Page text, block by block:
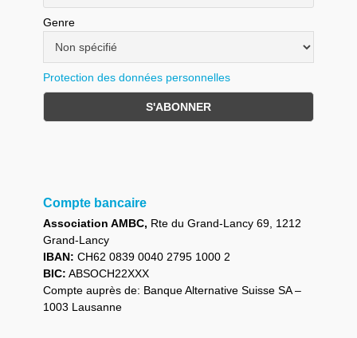
Genre
Protection des données personnelles
Compte bancaire
Association AMBC, Rte du Grand-Lancy 69, 1212
Grand-Lancy
IBAN: CH62 0839 0040 2795 1000 2
BIC: ABSOCH22XXX
Compte auprès de: Banque Alternative Suisse SA –
1003 Lausanne